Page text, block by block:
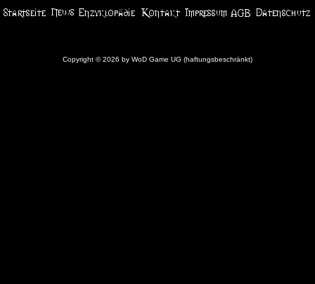
Copyright © 2026 by WoD Game UG (haftungsbeschränkt)